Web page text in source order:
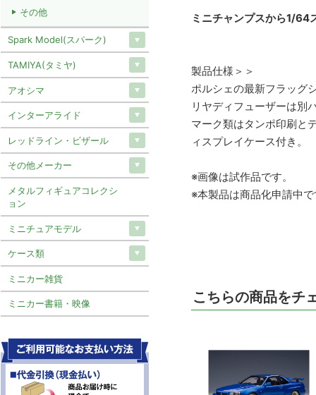
ミニチャンプスから1/64
製品仕様＞＞
ポルシェの最新フラッグ
リヤディフューザーは別
マーク類はタンポ印刷と
ィスプレイケース付き。
※画像は試作品です。
※本製品は商品化申請中で
こちらの商品をチ
その他
Spark Model(スパーク)
TAMIYA(タミヤ)
アオシマ
インターアライド
レッドライン・ビザール
その他メーカー
メタルフィギュアコレクシ
ョン
ミニチュアモデル
ケース類
ミニカー雑貨
ミニカー書籍・映像